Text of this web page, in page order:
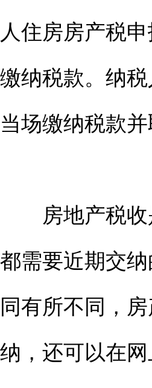
人住房房产税
缴纳税款。纳
当场缴纳税款
房地产税收
都需要近期交
同有所不同，
纳，还可以在网